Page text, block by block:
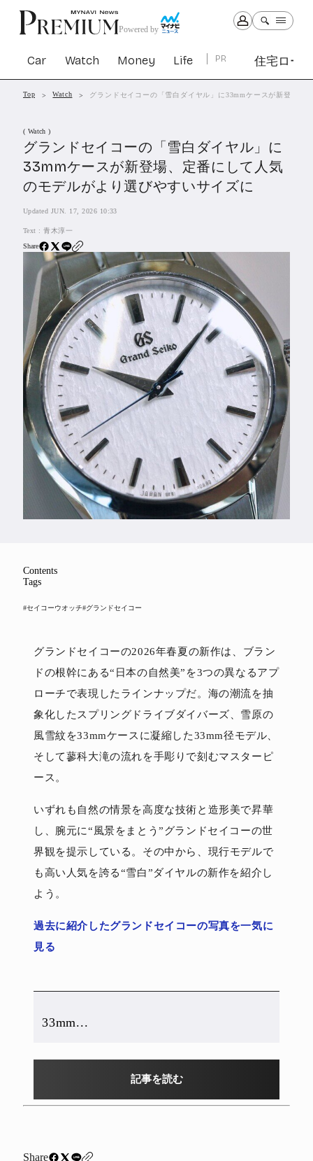
Powered by
Car Watch Money Life PR 住宅ロー
Car Watch Money Life
PR
住宅ローン
SBIネオトレード証券
All Articles
特集&連載記事
Feature
Series
Top Watch グランドセイコーの「雪白ダイヤル」に33mmケースが新登場、
( Watch )
グランドセイコーの「雪白ダイヤル」に
33mmケースが新登場、定番にして人気
のモデルがより選びやすいサイズに
Updated JUN. 17, 2026 10:33
Text :青木淳一
Share
Contents
Tags
#セイコーウオッチ#グランドセイコー
グランドセイコーの2026年春夏の新作は、ブラン
ドの根幹にある“日本の自然美”を3つの異なるアプ
ローチで表現したラインナップだ。海の潮流を抽
象化したスプリングドライブダイバーズ、雪原の
風雪紋を33mmケースに凝縮した33mm径モデル、
そして蓼科大滝の流れを手彫りで刻むマスターピ
ース。
いずれも自然の情景を高度な技術と造形美で昇華
し、腕元に“風景をまとう”グランドセイコーの世
界観を提示している。その中から、現行モデルで
も高い人気を誇る“雪白”ダイヤルの新作を紹介し
よう。
過去に紹介したグランドセイコーの写真を一気に
見る
33mm...
記事を読む
Share